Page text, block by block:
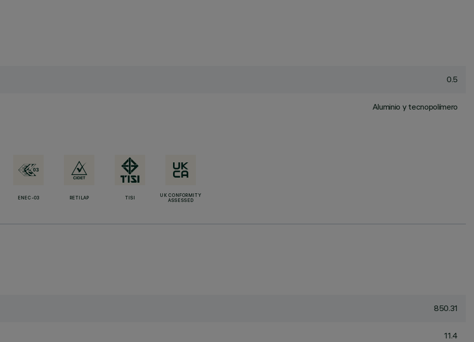
0.5
Aluminio y tecnopolímero
ENEC-03 RETILAP TISI
UK CONFORMITY
ASSESSED
850.31
11.4